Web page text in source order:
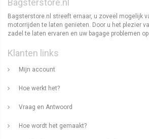
Bagsterstore.nl streeft ernaar, u zoveel mogelijk
motorrijden te laten genieten. Door u het plezier
zadel te laten ervaren en uw bagage problemen
Klanten links
Mijn account
Hoe werkt het?
Vraag en Antwoord
Hoe wordt het gemaakt?